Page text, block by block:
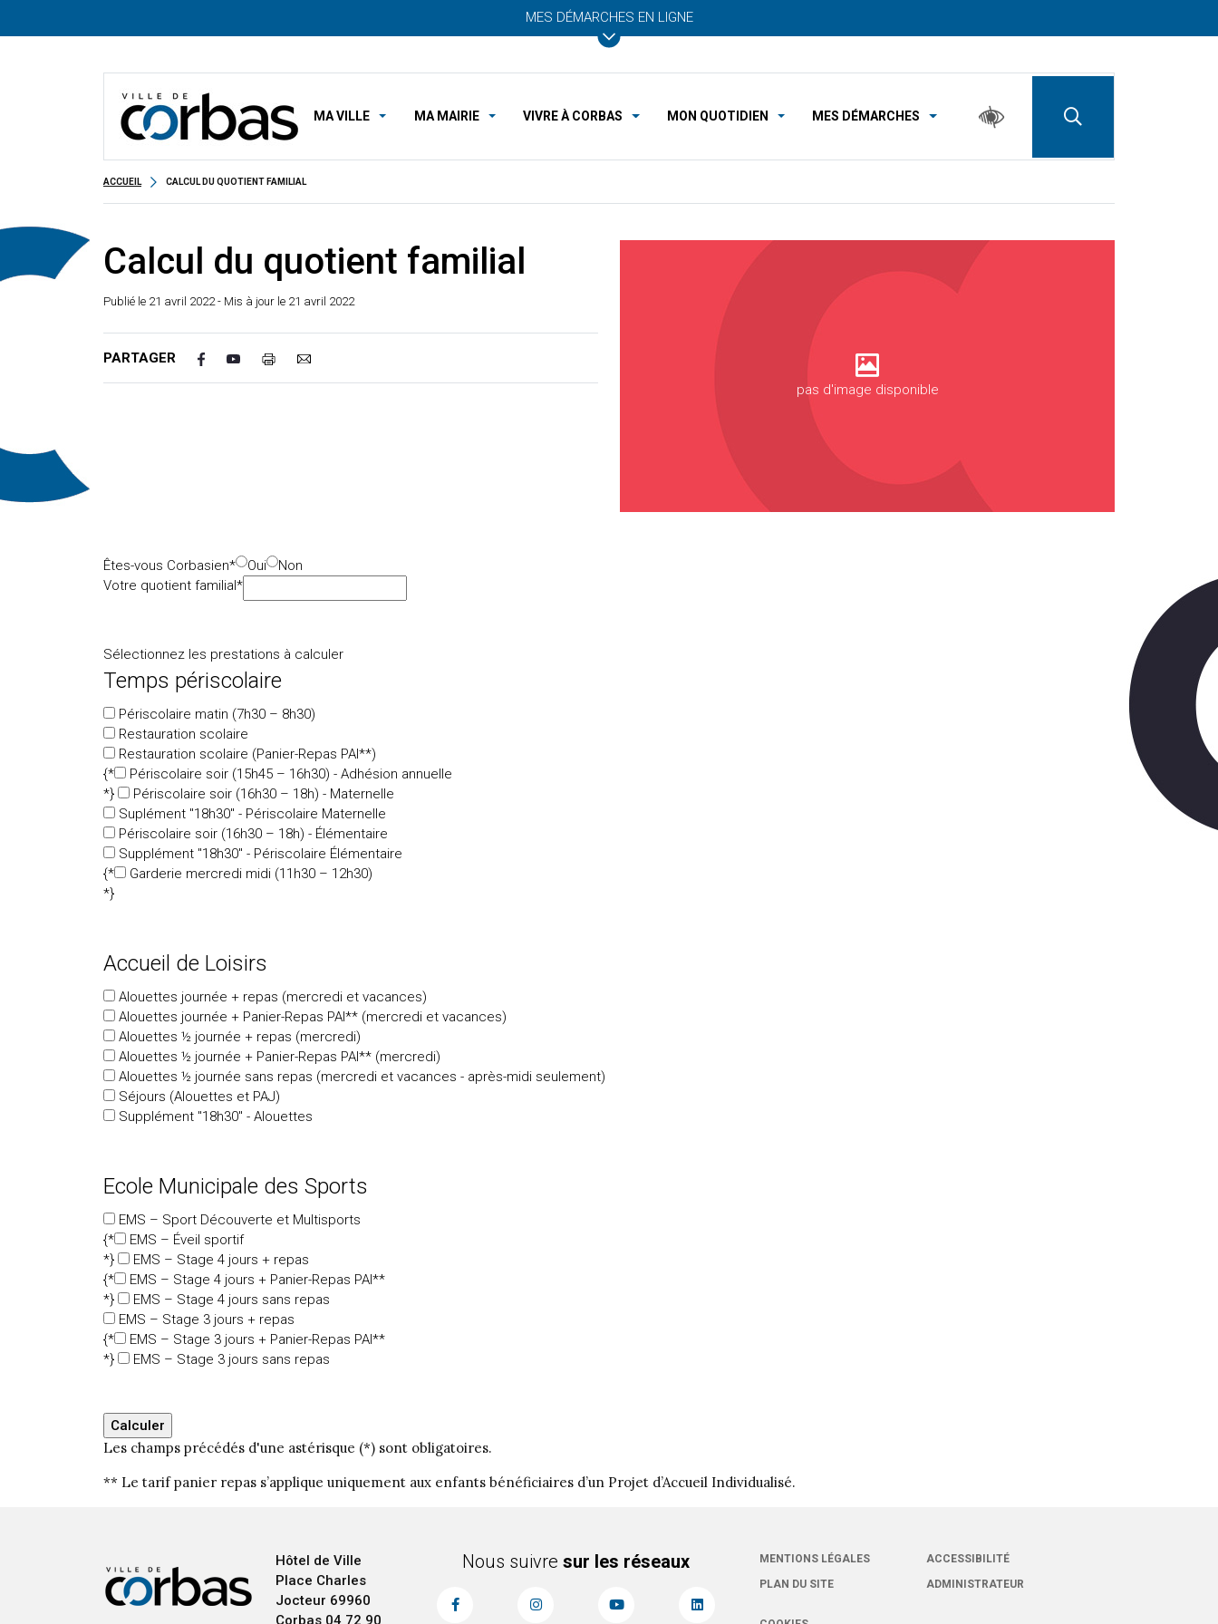
MES DÉMARCHES EN LIGNE
MA VILLE MA MAIRIE VIVRE À CORBAS MON QUOTIDIEN MES DÉMARCHES
ACCUEIL CALCUL DU QUOTIENT FAMILIAL
Calcul du quotient familial
Publié le 21 avril 2022- Mis à jour le 21 avril 2022
PARTAGER
pas d'image disponible
Êtes-vous Corbasien* Oui
Non
Votre quotient familial*
Sélectionnez les prestations à calculer
Temps périscolaire
Périscolaire matin (7h30 – 8h30)
Restauration scolaire
Restauration scolaire (Panier-Repas PAI**)
{*
Périscolaire soir (15h45 – 16h30) - Adhésion annuelle
*}
Périscolaire soir (16h30 – 18h) - Maternelle
Suplément "18h30" - Périscolaire Maternelle
Périscolaire soir (16h30 – 18h) - Élémentaire
Supplément "18h30" - Périscolaire Élémentaire
{*
Garderie mercredi midi (11h30 – 12h30)
*}
Accueil de Loisirs
Alouettes journée + repas (mercredi et vacances)
Alouettes journée + Panier-Repas PAI** (mercredi et vacances)
Alouettes ½ journée + repas (mercredi)
Alouettes ½ journée + Panier-Repas PAI** (mercredi)
Alouettes ½ journée sans repas (mercredi et vacances - après-midi seulement)
Séjours (Alouettes et PAJ)
Supplément "18h30" - Alouettes
Ecole Municipale des Sports
EMS – Sport Découverte et Multisports
{*
EMS – Éveil sportif
*}
EMS – Stage 4 jours + repas
{*
EMS – Stage 4 jours + Panier-Repas PAI**
*}
EMS – Stage 4 jours sans repas
EMS – Stage 3 jours + repas
{*
EMS – Stage 3 jours + Panier-Repas PAI**
*}
EMS – Stage 3 jours sans repas
Les champs précédés d'une astérisque (*) sont obligatoires.
** Le tarif panier repas s’applique uniquement aux enfants bénéficiaires d’un Projet d’Accueil Individualisé.
Hôtel de Ville
Place Charles
Jocteur 69960
Corbas 04 72 90
Nous suivresur les réseaux
MENTIONS LÉGALES
PLAN DU SITE
ACCESSIBILITÉ
ADMINISTRATEUR